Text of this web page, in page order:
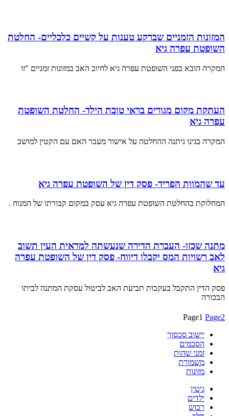
המזונות הזמניים שברקע טענות על קשיים כלכליים- החלטת
השופטת עפרה גיא
המקרה הובא בפני השופטת עפרה גיא לחיוב האב במזונות זמניים "זו
העתקת מקום מגורים בראי טובת הילד- החלטת השופטת
עפרה גיא
המקרה בגינו ניתנה ההחלטה על אישור מעבר האם עם הקטין למושב
עד שהמוות הפריד- פסק דין של השופטת עפרה גיא
המחלוקת בהחלטת השופטת עפרה גיא עסק במקום קבורתו של המנוח .
מתנה שכזו- העברת הדירה שנעשתה למראית העין תשוב
לאב רשויות המס יקבלו דיווח- פסק דין של השופטת עפרה
גיא
פסק הדין התקבל בעקבות תביעת האב לביטול עסקת המתנה לביתו
הבכורה
Page1 Page2
יישוב סכסוך
הסכמים
זמני שהות
משמורת
מזונות
גיטין
ילדים
רכוש